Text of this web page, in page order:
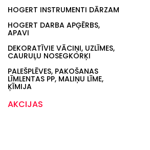
HOGERT INSTRUMENTI DĀRZAM
HOGERT DARBA APĢĒRBS,
APAVI
DEKORATĪVIE VĀCIŅI, UZLĪMES,
CAURUĻU NOSEGKORĶI
PALEŠPLĒVES, PAKOŠANAS
LĪMLENTAS PP, MALIŅU LĪME,
ĶĪMIJA
AKCIJAS